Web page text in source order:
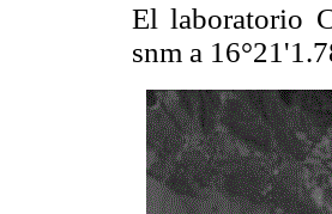
El laboratorio
snm a